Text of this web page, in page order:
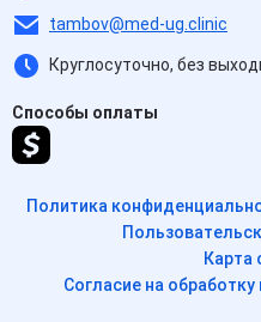
tambov@med-ug.clinic
Круглосуточно, без
Способы оплаты
Политика
Карта
Согласие на